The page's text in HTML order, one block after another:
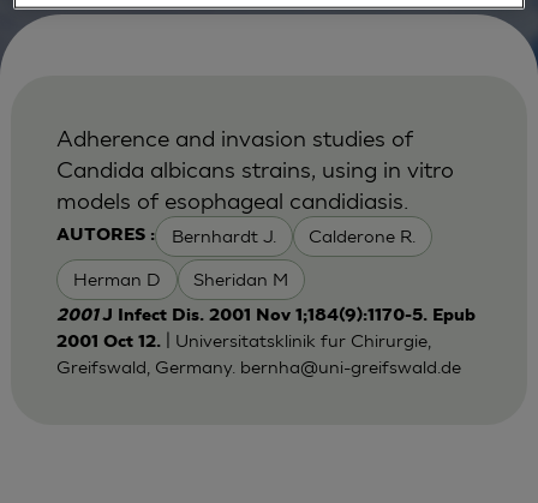
AUTORES : Bernhardt J. Calderone R.
Herman D Sheridan M
Adherence and invasion studies of
Candida albicans strains, using in vitro
models of esophageal candidiasis.
2001J Infect Dis. 2001 Nov 1;184(9):1170-5. Epub
2001 Oct 12.| Universitatsklinik fur Chirurgie,
Greifswald, Germany. bernha@uni-greifswald.de